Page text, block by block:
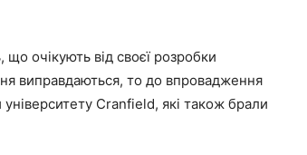
очікують від своєї розробки
виправдаються, то до впровадження
університету Cranfield, які також брали